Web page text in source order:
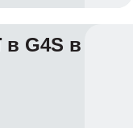
в G4S в